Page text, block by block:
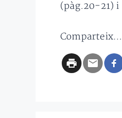
(pàg.20-21) i
Comparteix...